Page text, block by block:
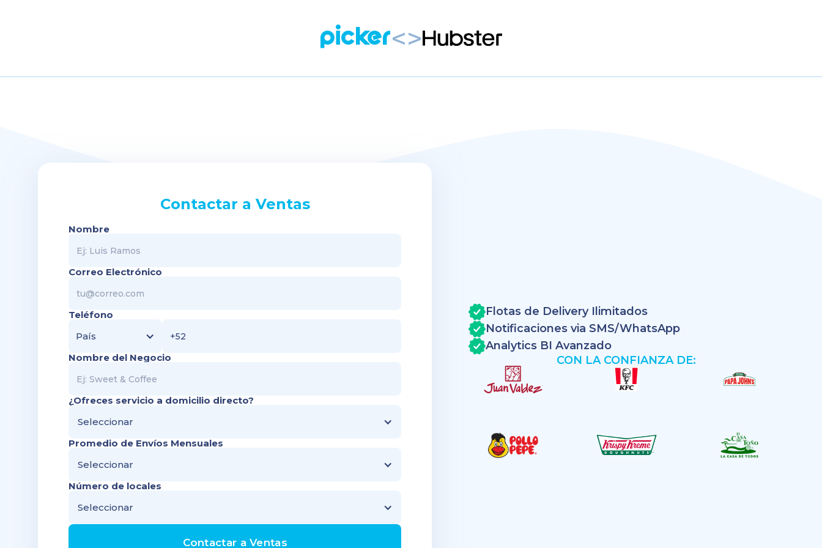
Picker<>
Contactar a Ventas
Nombre
Correo Electrónico
Teléfono
País
Nombre del Negocio
¿Ofreces servicio a domicilio directo?
Seleccionar
Promedio de Envíos Mensuales
Seleccionar
Número de locales
Seleccionar
Flotas de Delivery Ilimitados
Notificaciones via SMS/WhatsApp
Analytics BI Avanzado
CON LA CONFIANZA DE: